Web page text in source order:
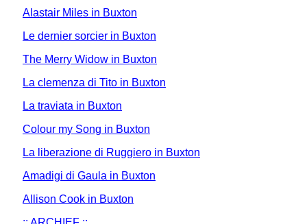
Alastair Miles in Buxton
Le dernier sorcier in Buxton
The Merry Widow in Buxton
La clemenza di Tito in Buxton
La traviata in Buxton
Colour my Song in Buxton
La liberazione di Ruggiero in Buxton
Amadigi di Gaula in Buxton
Allison Cook in Buxton